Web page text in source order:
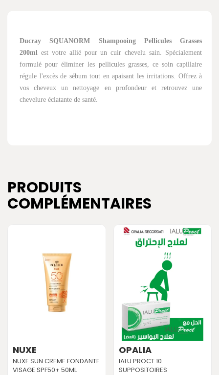
Ducray SQUANORM Shampooing Pellicules Grasses
200ml est votre allié pour un cuir chevelu sain. Spécialement
formulé pour éliminer les pellicules grasses, ce soin capillaire
régule l'excès de sébum tout en apaisant les irritations. Offrez à
vos cheveux un nettoyage en profondeur et retrouvez une
chevelure éclatante de santé.
PRODUITS
COMPLÉMENTAIRES
NUXE
NUXE SUN CREME FONDANTE
VISAGE SPF50+ 50ML
OPALIA
IALU PROCT 10
SUPPOSITOIRES